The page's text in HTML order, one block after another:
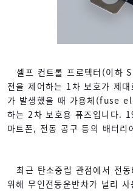
셀프 컨트롤 프로텍터(이하
전을 제어하는 1차 보호가 제대
가 발생했을 때 가용체(fuse
하는 2차 보호용 퓨즈입니다.
마트폰, 전동 공구 등의 배터리
최근 탄소중립 관점에서 전
위해 무인전동운반차가 널리